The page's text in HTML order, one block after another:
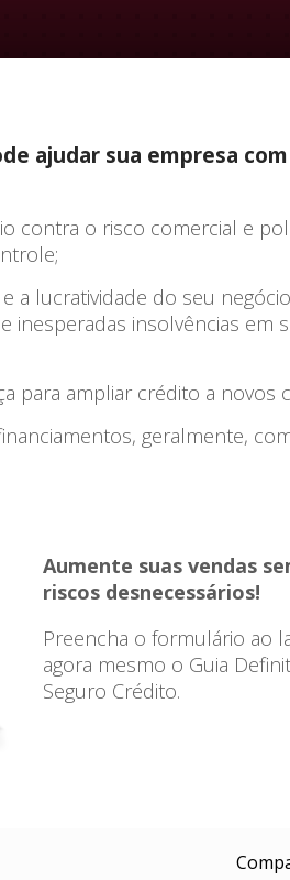
ajudar sua empresa
contra o risco comercial e
a lucratividade do seu
inesperadas insolvências em
para ampliar crédito a novos
geralmente,
Aumente suas vendas
riscos desnecessários!
Preencha o formulário ao
agora mesmo o Guia
Seguro Crédito.